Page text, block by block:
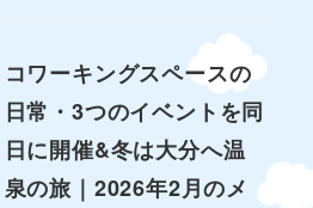
コワーキングスペースの
日常・3つのイベントを同
日に開催&冬は大分へ温
泉の旅｜2026年2月のメ